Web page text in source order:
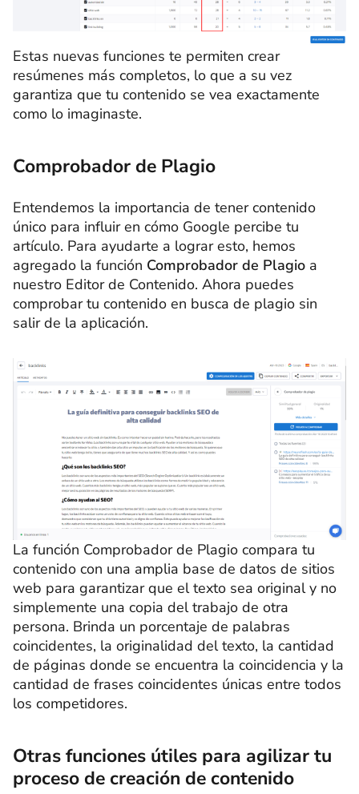
Estas nuevas funciones te permiten crear
resúmenes más completos, lo que a su vez
garantiza que tu contenido se vea exactamente
como lo imaginaste.
Comprobador de Plagio
Entendemos la importancia de tener contenido
único para influir en cómo Google percibe tu
artículo. Para ayudarte a lograr esto, hemos
agregado la función Comprobador de Plagio a
nuestro Editor de Contenido. Ahora puedes
comprobar tu contenido en busca de plagio sin
salir de la aplicación.
La función Comprobador de Plagio compara tu
contenido con una amplia base de datos de sitios
web para garantizar que el texto sea original y no
simplemente una copia del trabajo de otra
persona. Brinda un porcentaje de palabras
coincidentes, la originalidad del texto, la cantidad
de páginas donde se encuentra la coincidencia y la
cantidad de frases coincidentes únicas entre todos
los competidores.
Otras funciones útiles para agilizar tu
proceso de creación de contenido